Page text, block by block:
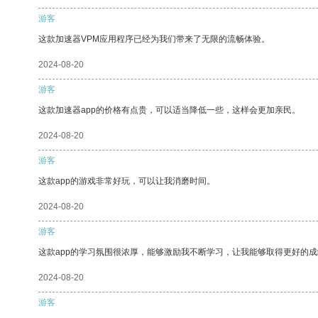
游客
这款加速器VPM应用程序已经为我们带来了无限的流畅体验。
2024-08-20
游客
这款加速器app的价格有点贵，可以适当降低一些，这样会更加亲民。
2024-08-20
游客
这款app的游戏非常好玩，可以让我消磨时间。
2024-08-20
游客
这款app的学习氛围很浓厚，能够激励我不断学习，让我能够取得更好的
2024-08-20
游客